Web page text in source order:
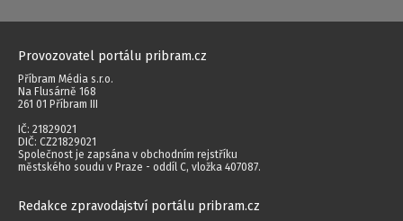
Provozovatel portálu pribram.cz
Příbram Média s.r.o.
Na Flusárně 168
261 01 Příbram III
IČ: 21829021
DIČ: CZ21829021
Společnost je zapsána v obchodním rejstříku
městského soudu v Praze - oddíl C, vložka 407087.
Redakce zpravodajství portálu pribram.cz